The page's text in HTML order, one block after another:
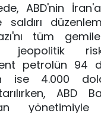
ABD'nin
tüm
jeopolitik
petrolün 94
ise 4.000
ABD
yönetimiyle